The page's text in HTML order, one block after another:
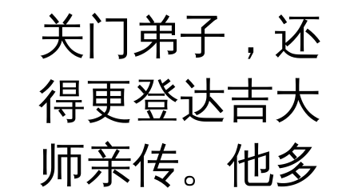
关门弟子，还
得更登达吉大
师亲传。他多